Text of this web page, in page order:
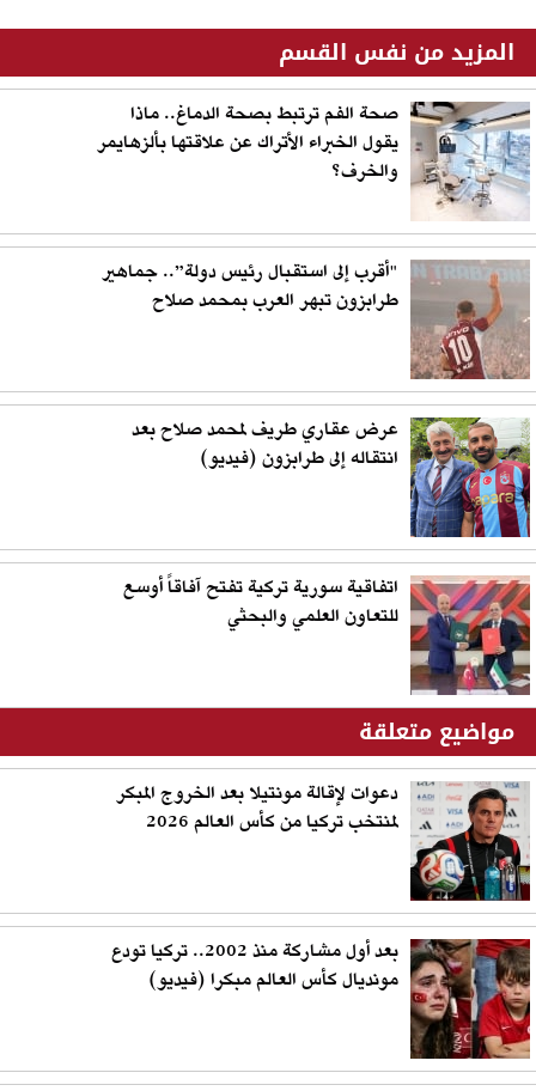
المزيد من نفس القسم
صحة الفم ترتبط بصحة الدماغ.. ماذا
يقول الخبراء الأتراك عن علاقتها بألزهايمر
والخرف؟
"أقرب إلى استقبال رئيس دولة”.. جماهير
طرابزون تبهر العرب بمحمد صلاح
عرض عقاري طريف لمحمد صلاح بعد
انتقاله إلى طرابزون (فيديو)
اتفاقية سورية تركية تفتح آفاقاً أوسع
للتعاون العلمي والبحثي
مواضيع متعلقة
دعوات لإقالة مونتيلا بعد الخروج المبكر
لمنتخب تركيا من كأس العالم 2026
بعد أول مشاركة منذ 2002.. تركيا تودع
مونديال كأس العالم مبكرا (فيديو)